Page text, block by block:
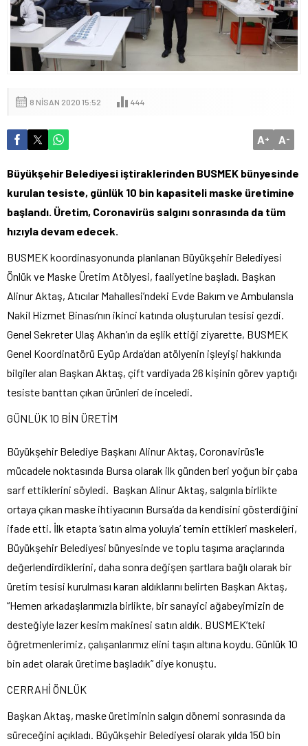
8 NISAN 2020 15:52 444
A+ A-
Büyükşehir Belediyesi iştiraklerinden BUSMEK bünyesinde
kurulan tesiste, günlük 10 bin kapasiteli maske üretimine
başlandı. Üretim, Coronavirüs salgını sonrasında da tüm
hızıyla devam edecek.
BUSMEK koordinasyonunda planlanan Büyükşehir Belediyesi
Önlük ve Maske Üretim Atölyesi, faaliyetine başladı. Başkan
Alinur Aktaş, Atıcılar Mahallesi’ndeki Evde Bakım ve Ambulansla
Nakil Hizmet Binası’nın ikinci katında oluşturulan tesisi gezdi.
Genel Sekreter Ulaş Akhan’ın da eşlik ettiği ziyarette, BUSMEK
Genel Koordinatörü Eyüp Arda’dan atölyenin işleyişi hakkında
bilgiler alan Başkan Aktaş, çift vardiyada 26 kişinin görev yaptığı
tesiste banttan çıkan ürünleri de inceledi.
GÜNLÜK 10 BİN ÜRETİM
Büyükşehir Belediye Başkanı Alinur Aktaş, Coronavirüs’le
mücadele noktasında Bursa olarak ilk günden beri yoğun bir çaba
sarf ettiklerini söyledi. Başkan Alinur Aktaş, salgınla birlikte
ortaya çıkan maske ihtiyacının Bursa’da da kendisini gösterdiğini
ifade etti. İlk etapta ‘satın alma yoluyla’ temin ettikleri maskeleri,
Büyükşehir Belediyesi bünyesinde ve toplu taşıma araçlarında
değerlendirdiklerini, daha sonra değişen şartlara bağlı olarak bir
üretim tesisi kurulması kararı aldıklarını belirten Başkan Aktaş,
“Hemen arkadaşlarımızla birlikte, bir sanayici ağabeyimizin de
desteğiyle lazer kesim makinesi satın aldık. BUSMEK’teki
öğretmenlerimiz, çalışanlarımız elini taşın altına koydu. Günlük 10
bin adet olarak üretime başladık” diye konuştu.
CERRAHİ ÖNLÜK
Başkan Aktaş, maske üretiminin salgın dönemi sonrasında da
süreceğini açıkladı. Büyükşehir Belediyesi olarak yılda 150 bin